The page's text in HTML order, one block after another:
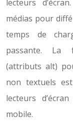
lecteurs
médias pour
temps de
passante. La
(attributs alt)
non textuels
lecteurs
mobile.